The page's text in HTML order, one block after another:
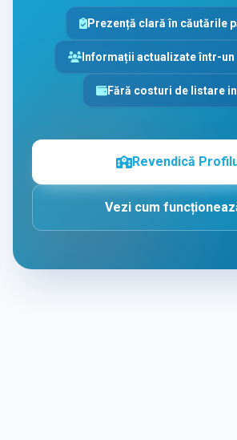
Prezență clară în căutările
Informații actualizate într-
Fără costuri de listare
Revendică
Vezi cum